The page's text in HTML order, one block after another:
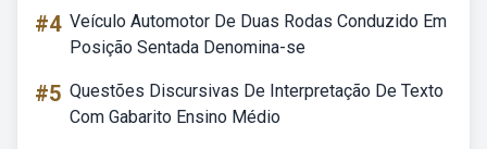
#4 Veículo Automotor De Duas Rodas Conduzido Em
Posição Sentada Denomina-se
#5 Questões Discursivas De Interpretação De Texto
Com Gabarito Ensino Médio